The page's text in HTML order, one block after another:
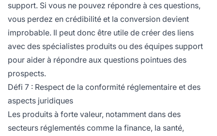
support. Si vous ne pouvez répondre à ces questions,
vous perdez en crédibilité et la conversion devient
improbable. Il peut donc être utile de créer des liens
avec des spécialistes produits ou des équipes support
pour aider à répondre aux questions pointues des
prospects.
Défi 7 : Respect de la conformité réglementaire et des
aspects juridiques
Les produits à forte valeur, notamment dans des
secteurs réglementés comme la finance, la santé,